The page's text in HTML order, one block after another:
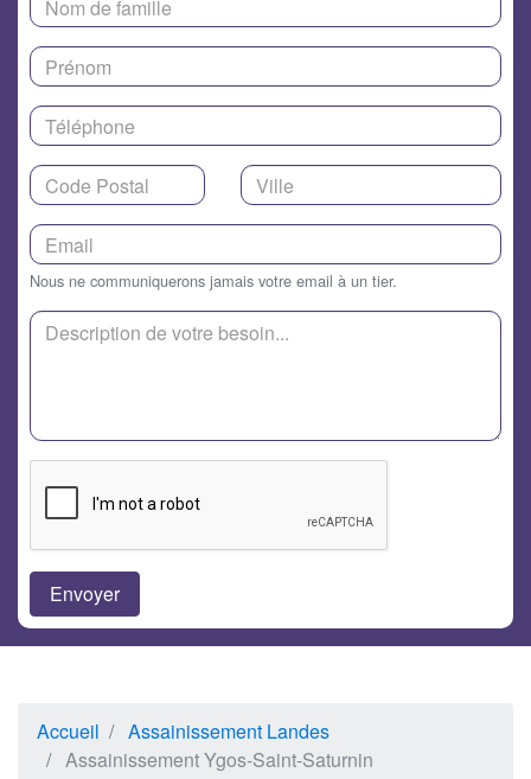
Nous ne communiquerons jamais votre email à un tier.
Accueil
Assainissement Landes
Assainissement Ygos-Saint-Saturnin